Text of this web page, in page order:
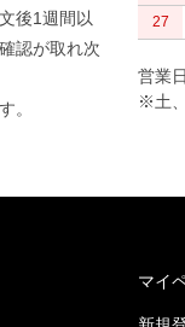
後1週間以
認が取れ次
。
27
営業
※土
マイ